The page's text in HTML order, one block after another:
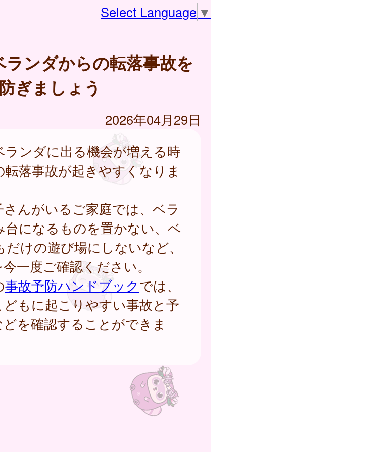
Select Language ▼
ランダからの転落事故を
防ぎましょう
2026年04月29日
ランダに出る機会が増える時
落事故が起きやすくなりま
さんがいるご家庭では、ベラ
台になるものを置かない、ベ
けの遊び場にしないなど、
一度ご確認ください。
事故予防ハンドブックでは、
どもに起こりやすい事故と予
を確認することができま